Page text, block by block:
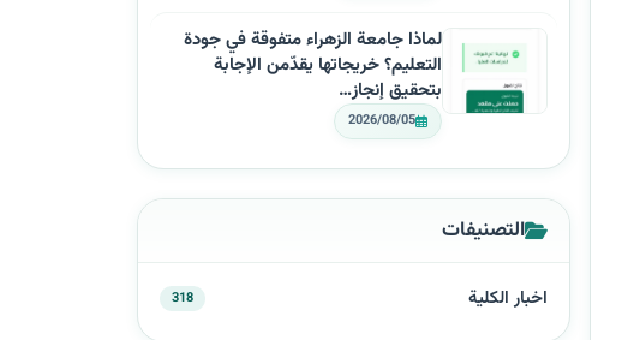
لماذا جامعة الزهراء متفوقة في جودة
التعليم؟ خريجاتها يقدّمن الإجابة
بتحقيق إنجاز…
2026/08/05
التصنيفات
اخبار الكلية 318